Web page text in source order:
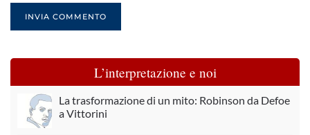
INVIA COMMENTO
L’interpretazione e noi
La trasformazione di un mito: Robinson da Defoe
a Vittorini